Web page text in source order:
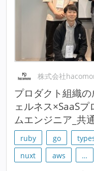
株式会社
プロダクト組織
ェルネス×SaaS
ムエンジニア_共
ruby go
nuxt
aws …